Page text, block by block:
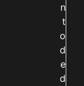
n
t
o
d
e
d